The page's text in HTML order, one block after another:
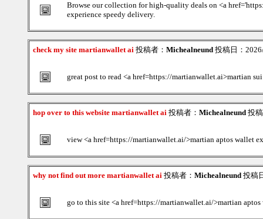
Browse our collection for high-quality deals on <a
experience speedy delivery.
check my site martianwallet ai 投稿者： Michealneund 投稿日：
great post to read <a href=https://martianwallet.ai>martian
hop over to this website martianwallet ai 投稿者： Michealneund 投
view <a href=https://martianwallet.ai/>martian aptos wallet
why not find out more martianwallet ai 投稿者： Michealneund 投稿
go to this site <a href=https://martianwallet.ai/>martian aptos